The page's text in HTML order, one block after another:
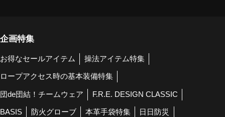
企画特集
お得なセールアイテム 操法アイテム特集
ロープアクセス時の基本装備特集
団de団結！チームウェア F.R.E. DESIGN CLASSIC
BASIS 防火グローブ 本革手袋特集 日日防災